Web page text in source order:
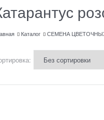
Каталог СЕМЕНА